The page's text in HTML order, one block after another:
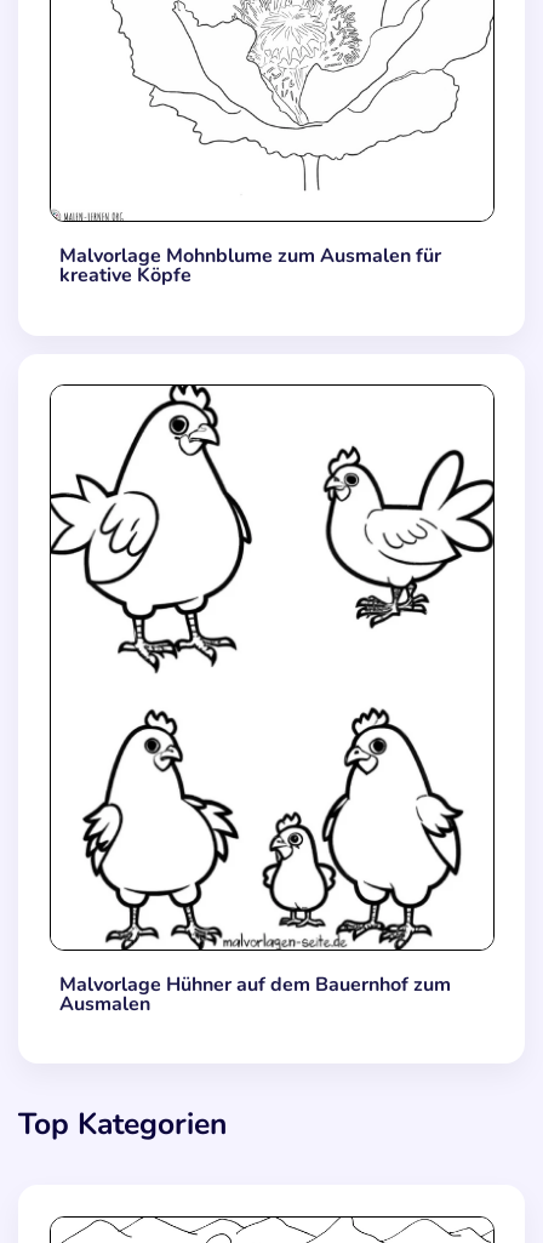
Malvorlage Mohnblume zum Ausmalen für
kreative Köpfe
Malvorlage Hühner auf dem Bauernhof zum
Ausmalen
Top Kategorien